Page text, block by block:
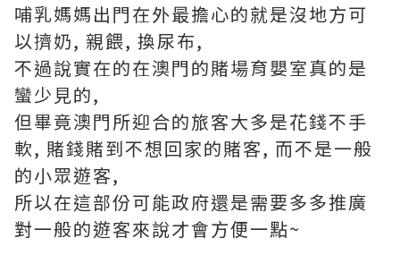
哺乳媽媽出門在外最擔心的就是沒地方可
以擠奶, 親餵, 換尿布,
不過說實在的在澳門的賭場育嬰室真的是
蠻少見的,
但畢竟澳門所迎合的旅客大多是花錢不手
軟, 賭錢賭到不想回家的賭客, 而不是一般
的小眾遊客,
所以在這部份可能政府還是需要多多推廣
對一般的遊客來說才會方便一點~